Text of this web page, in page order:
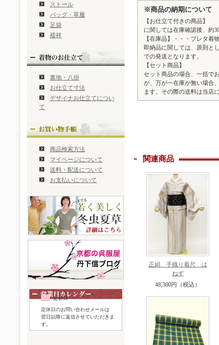
※商品の納期について
【お仕立て付きの商品】
に関しては在庫確認後、約
【在庫品】・・・プレタ着
即納品に関しては、原則と
での発送となります。
【セット商品】
セット商品の場合、一括で
が、万が一在庫が無い場合
ます。その際の送料は当店
関連商品
正絹 手織り着尺 は
ねず
48,300円（税込）
ストール
バッグ・草履
足袋
襦袢
裏地・八掛
お仕立て寸法
デザイナお仕立てについ
て
商品検索方法
マイページについて
送料・配送について
お支払いについて
定休日
定休日のお問い合わせメールは
翌日以降に返信させていただきま
す。